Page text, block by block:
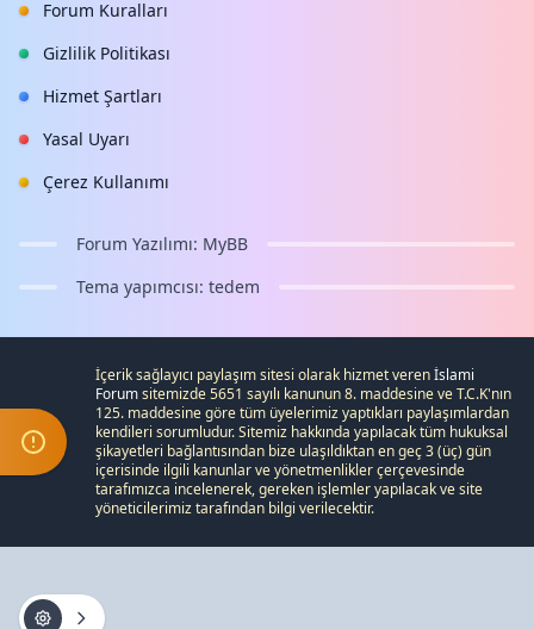
Forum Kuralları
Gizlilik Politikası
Hizmet Şartları
Yasal Uyarı
Çerez Kullanımı
Forum Yazılımı: MyBB
Tema yapımcısı: tedem
İçerik sağlayıcı paylaşım sitesi olarak hizmet verenİslami
Forumsitemizde 5651 sayılı kanunun 8. maddesine veT.C.K'nın
125. maddesine göre tüm üyelerimiz yaptıkları paylaşımlardan
kendileri sorumludur. Sitemiz hakkında yapılacak tüm hukuksal
şikayetleri bağlantısından bize ulaşıldıktan en geç 3 (üç) gün
içerisinde ilgili kanunlar ve yönetmenlikler çerçevesinde
tarafımızca incelenerek, gereken işlemler yapılacak ve site
yöneticilerimiz tarafından bilgi verilecektir.